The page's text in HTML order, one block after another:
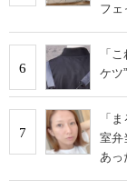
フェ
6
「
ケツ
7
「
室弁
あっ